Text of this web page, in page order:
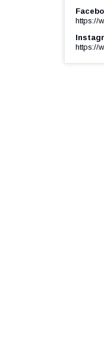
https://
https://